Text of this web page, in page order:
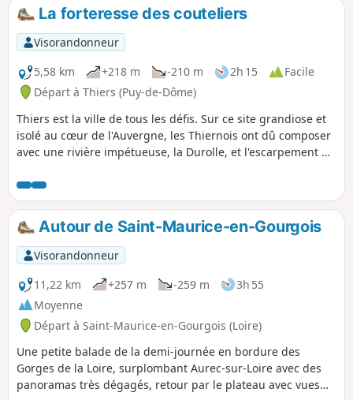
La forteresse des couteliers
Visorandonneur
5,58 km
+218 m -210 m 2h 15
Facile
Départ à Thiers (Puy-de-Dôme)
Thiers est la ville de tous les défis. Sur ce site grandiose et
isolé au cœur de l'Auvergne, les Thiernois ont dû composer
avec une rivière impétueuse, la Durolle, et l'escarpement de
aménagement, c'est cette rivière, partiellement
domestiquée, qui assurera la prospérité industrielle de la
ville connue pour être la capitale française de la
coutellerie.Attention, modification d'itinéraire entre (1) et
(2), voir le descriptif.
Autour de Saint-Maurice-en-Gourgois
Visorandonneur
11,22 km
+257 m -259 m
3h 55
Moyenne
Départ à Saint-Maurice-en-Gourgois (Loire)
Une petite balade de la demi-journée en bordure des
Gorges de la Loire, surplombant Aurec-sur-Loire avec des
panoramas très dégagés, retour par le plateau avec vues